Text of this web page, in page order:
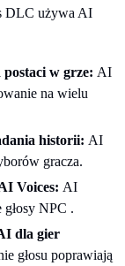
DLC używa AI
postaci w grze: AI
na wielu
historii: AI
gracza.
Voices: AI
NPC .
dla gier
głosu poprawiają